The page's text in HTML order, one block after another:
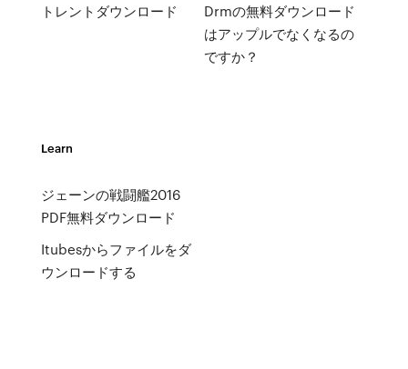
トレントダウンロード
Drmの無料ダウンロード
はアップルでなくなるの
ですか？
Learn
ジェーンの戦闘艦2016
PDF無料ダウンロード
Itubesからファイルをダ
ウンロードする